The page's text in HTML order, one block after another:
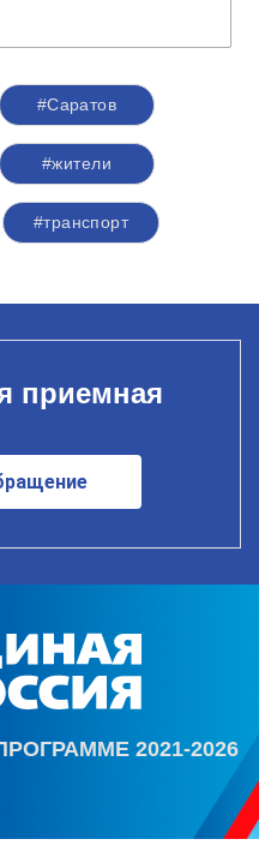
#Саратов
#жители
#транспорт
приемная
2021-2026